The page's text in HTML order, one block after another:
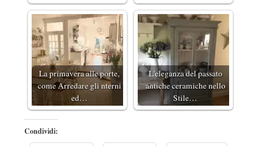
La primavera alle porte,
come Arredare gli nterni
ed…
L'eleganza del passato
antiche ceramiche nello
Stile…
Condividi: